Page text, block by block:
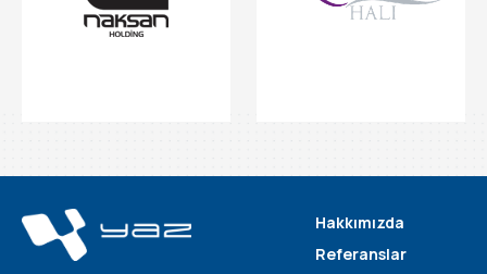
Hakkımızda
Referanslar